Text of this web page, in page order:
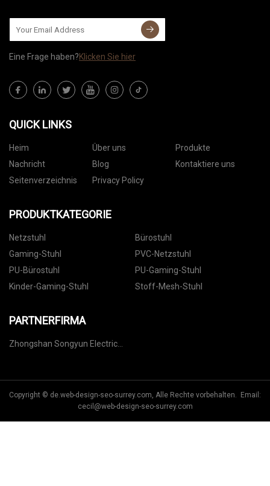
Eine Frage haben?Klicken Sie hier
QUICK LINKS
Heim Über uns
Produkte
Nachricht
Blog
Kontaktiere uns
Seitenverzeichnis
Privacy Policy
PRODUKTKATEGORIE
Netzstuhl
Bürostuhl
Gaming-Stuhl
PVC-Netzstuhl
PU-Bürostuhl
PU-Gaming-Stuhl
Kinder-Gaming-Stuhl
Stoff-Mesh-Stuhl
PARTNERFIRMA
Zhongshan Songyun Electric
Copyright © de.web-design-seo-surrey.com, Alle Rechte vorbehalten. Email:
cecil@web-design-seo-surrey.com